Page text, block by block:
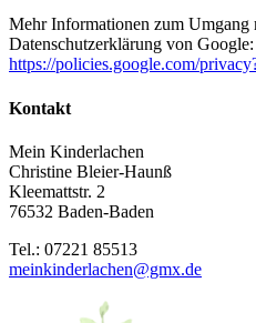
Mehr Informationen zum
Datenschutzerklärung von Google:
https://policies.google.com/
Kontakt
Mein Kinderlachen
Christine Bleier-Haunß
Kleemattstr. 2
76532 Baden-Baden
Tel.: 07221 85513
meinkinderlachen@gmx.de